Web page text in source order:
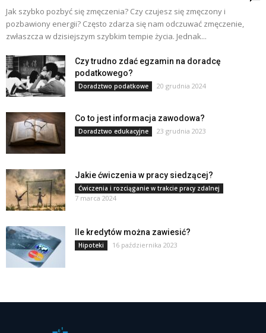
Jak szybko pozbyć się zmęczenia? Czy czujesz się zmęczony i
pozbawiony energii? Często zdarza się nam odczuwać zmęczenie,
zwłaszcza w dzisiejszym szybkim tempie życia. Jednak...
Czy trudno zdać egzamin na doradcę
podatkowego?
Doradztwo podatkowe 20 grudnia 2024
Co to jest informacja zawodowa?
Doradztwo edukacyjne 23 grudnia 2023
Jakie ćwiczenia w pracy siedzącej?
Ćwiczenia i rozciąganie w trakcie pracy zdalnej
7 marca 2024
Ile kredytów można zawiesić?
Hipoteki 16 października 2023